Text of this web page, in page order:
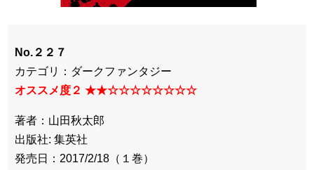
No.２２７
カテゴリ：ダークファンタジー
オススメ度２ ★★☆☆☆☆☆☆☆☆
著者：山田秋太郎
出版社: 集英社
発売日：2017/2/18（１巻）